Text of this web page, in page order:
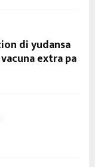
di yudansa
extra pa